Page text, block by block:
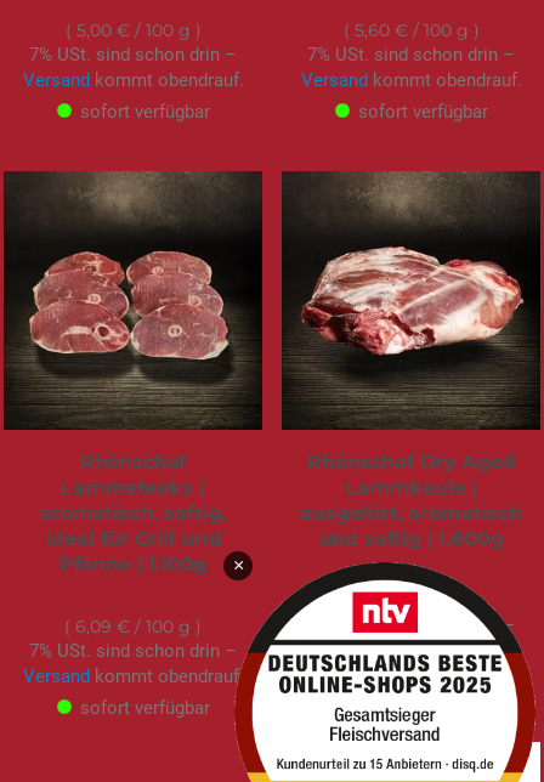
5,00 €/ 100 g
7% USt. sind schon drin –
Versand kommt obendrauf.
sofort verfügbar
5,60 €/ 100 g
7% USt. sind schon drin –
Versand kommt obendrauf.
sofort verfügbar
Rhönschaf
Lammsteaks |
aromatisch, saftig,
ideal für Grill und
Pfanne | 1.100g
6,09 € / 100 g
7% USt. sind schon drin –
Versand kommt obendrauf.
sofort verfügbar
Rhönschaf Dry Aged
Lammkeule |
ausgelöst, aromatisch
und saftig | 1.800g
99,95 €
5,55 €/ 100 g
7% USt. sind schon drin –
Versandkommt obendrauf.
sofort verfügbar
×